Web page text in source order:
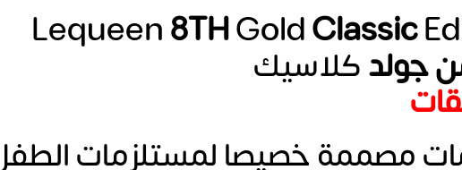
Lequeen8THGoldClassic
جولدكلاسيك
مصممة خصيصا لمستلزمات